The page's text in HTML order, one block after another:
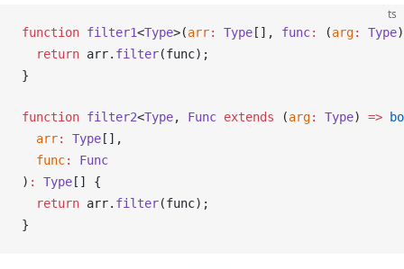
ts
function filter1<Type>(arr: Type [], func: (arg: Type
  return
arr. filter(func);
}
function filter2<Type, Func extends (arg: Type) =>
arr: Type [],
func:
Func
) : Type [] {
  return
arr. filter(func);
}